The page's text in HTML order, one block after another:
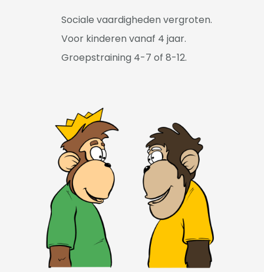
Over
Sociale vaardigheden vergroten.
Voor kinderen vanaf 4 jaar.
Groepstraining 4-7 of 8-12.